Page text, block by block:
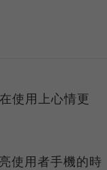
使用上心情更
使用者手機的時